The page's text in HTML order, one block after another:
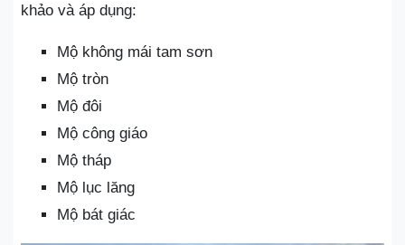
khảo và áp dụng:
Mộ không mái tam sơn
Mộ tròn
Mộ đôi
Mộ công giáo
Mộ tháp
Mộ lục lăng
Mộ bát giác